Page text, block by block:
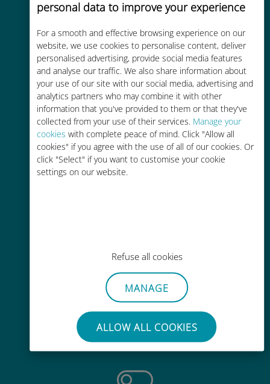
personal data to improve your experience
For a smooth and effective browsing experience on our
website, we use cookies to personalise content, deliver
personalised advertising, provide social media features
and analyse our traffic. We also share information about
your use of our site with our social media, advertising and
analytics partners who may combine it with other
information that you've provided to them or that they've
collected from your use of their services. Manage your
cookies with complete peace of mind. Click "Allow all
cookies" if you agree with the use of all of our cookies. Or
click "Select" if you want to customise your cookie
settings on our website.
Refuse all cookies
MANAGE
ALLOW ALL COOKIES
Kostengünstig
Bis zu 90 % günstiger als Roaming-
Gebühren bei Ihrem bisherigen
Anbieter
Einfaches Aufladen
Mühelos
Sie müssen Ihre bestehende SIM-
Karte nicht entfernen